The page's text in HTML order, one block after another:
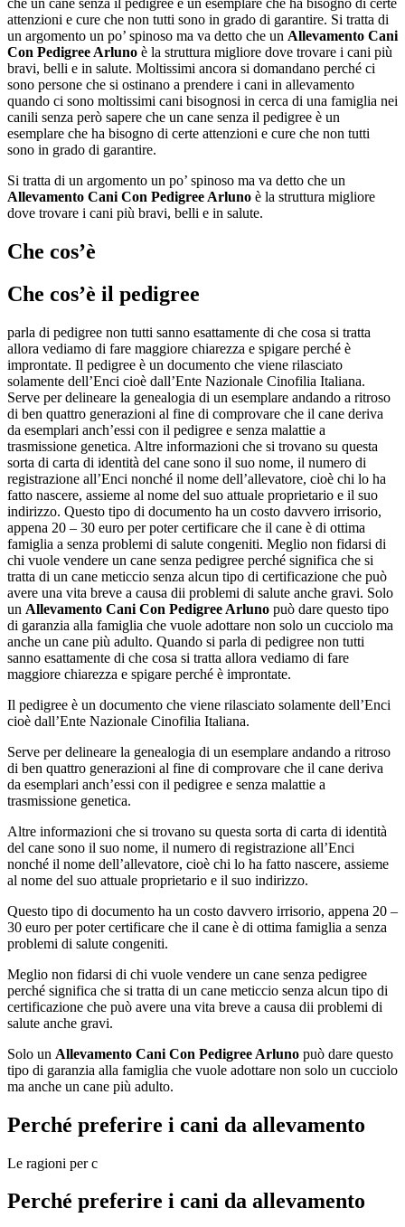
che un cane senza il pedigree è un esemplare che ha bisogno di certe
attenzioni e cure che non tutti sono in grado di garantire. Si tratta di
un argomento un po’ spinoso ma va detto che un Allevamento Cani
Con Pedigree Arluno è la struttura migliore dove trovare i cani più
bravi, belli e in salute. Moltissimi ancora si domandano perché ci
sono persone che si ostinano a prendere i cani in allevamento
quando ci sono moltissimi cani bisognosi in cerca di una famiglia nei
canili senza però sapere che un cane senza il pedigree è un
esemplare che ha bisogno di certe attenzioni e cure che non tutti
sono in grado di garantire.
Si tratta di un argomento un po’ spinoso ma va detto che un
Allevamento Cani Con Pedigree Arluno è la struttura migliore
dove trovare i cani più bravi, belli e in salute.
Che cos’è
Che cos’è il pedigree
parla di pedigree non tutti sanno esattamente di che cosa si tratta
allora vediamo di fare maggiore chiarezza e spigare perché è
improntate. Il pedigree è un documento che viene rilasciato
solamente dell’Enci cioè dall’Ente Nazionale Cinofilia Italiana.
Serve per delineare la genealogia di un esemplare andando a ritroso
di ben quattro generazioni al fine di comprovare che il cane deriva
da esemplari anch’essi con il pedigree e senza malattie a
trasmissione genetica. Altre informazioni che si trovano su questa
sorta di carta di identità del cane sono il suo nome, il numero di
registrazione all’Enci nonché il nome dell’allevatore, cioè chi lo ha
fatto nascere, assieme al nome del suo attuale proprietario e il suo
indirizzo. Questo tipo di documento ha un costo davvero irrisorio,
appena 20 – 30 euro per poter certificare che il cane è di ottima
famiglia a senza problemi di salute congeniti. Meglio non fidarsi di
chi vuole vendere un cane senza pedigree perché significa che si
tratta di un cane meticcio senza alcun tipo di certificazione che può
avere una vita breve a causa dii problemi di salute anche gravi. Solo
un Allevamento Cani Con Pedigree Arluno può dare questo tipo
di garanzia alla famiglia che vuole adottare non solo un cucciolo ma
anche un cane più adulto. Quando si parla di pedigree non tutti
sanno esattamente di che cosa si tratta allora vediamo di fare
maggiore chiarezza e spigare perché è improntate.
Il pedigree è un documento che viene rilasciato solamente dell’Enci
cioè dall’Ente Nazionale Cinofilia Italiana.
Serve per delineare la genealogia di un esemplare andando a ritroso
di ben quattro generazioni al fine di comprovare che il cane deriva
da esemplari anch’essi con il pedigree e senza malattie a
trasmissione genetica.
Altre informazioni che si trovano su questa sorta di carta di identità
del cane sono il suo nome, il numero di registrazione all’Enci
nonché il nome dell’allevatore, cioè chi lo ha fatto nascere, assieme
al nome del suo attuale proprietario e il suo indirizzo.
Questo tipo di documento ha un costo davvero irrisorio, appena 20 –
30 euro per poter certificare che il cane è di ottima famiglia a senza
problemi di salute congeniti.
Meglio non fidarsi di chi vuole vendere un cane senza pedigree
perché significa che si tratta di un cane meticcio senza alcun tipo di
certificazione che può avere una vita breve a causa dii problemi di
salute anche gravi.
Solo un Allevamento Cani Con Pedigree Arluno può dare questo
tipo di garanzia alla famiglia che vuole adottare non solo un cucciolo
ma anche un cane più adulto.
Perché preferire i cani da allevamento
Le ragioni per c
Perché preferire i cani da allevamento